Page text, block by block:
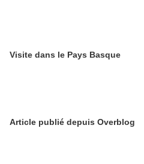
Visite dans le Pays Basque
Article publié depuis Overblog